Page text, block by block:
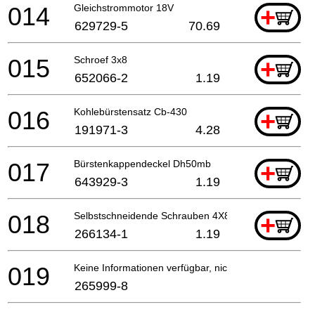
Gleichstrommotor 18V +
014 629729-5 70.69
Schroef 3x8 +
015 652066-2 1.19
Kohlebürstensatz Cb-430 +
016 191971-3 4.28
Bürstenkappendeckel Dh50mb +
017 643929-3 1.19
Selbstschneidende Schrauben 4X8 * +
018 266134-1 1.19
Keine Informationen verfügbar, nicht bestellbar
019 265999-8